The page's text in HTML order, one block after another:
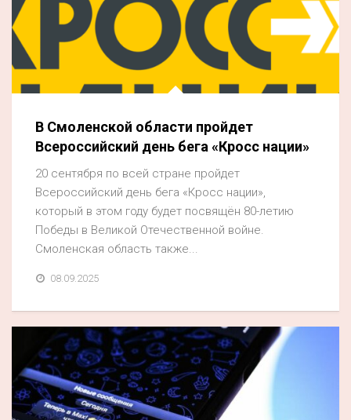
Контакты
Люди родного края
Акция
Конкурс
Люди родного края
Национальные проекты
Память
Наши юбиляры
Перепись — 2020
В Смоленской области пройдет
Всероссийский день бега «Кросс нации»
20 сентября по всей стране пройдет
Всероссийский день бега «Кросс нации»,
который в этом году будет посвящён 80-летию
Победы в Великой Отечественной войне.
Смоленская область также...
08.09.2025